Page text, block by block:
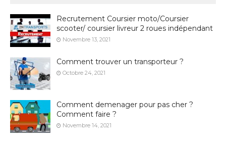
Recrutement Coursier moto/Coursier
scooter/ coursier livreur 2 roues indépendant
Novembre 13, 2021
Comment trouver un transporteur ?
Octobre 24, 2021
Comment demenager pour pas cher ?
Comment faire ?
Novembre 14, 2021